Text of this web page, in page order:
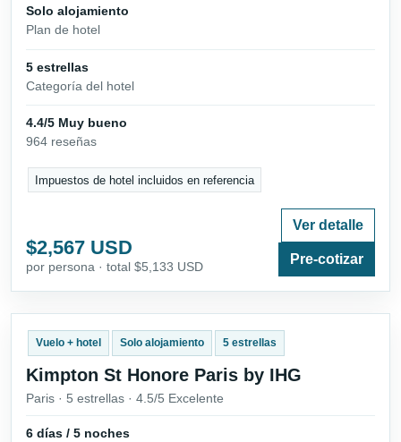
Solo alojamiento
Plan de hotel
5 estrellas
Categoría del hotel
4.4/5 Muy bueno
964 reseñas
Impuestos de hotel incluidos en referencia
$2,567 USD
por persona · total $5,133 USD
Ver detalle
Pre-cotizar
Vuelo + hotel Solo alojamiento 5 estrellas
Kimpton St Honore Paris by IHG
Paris · 5 estrellas · 4.5/5 Excelente
6 días / 5 noches